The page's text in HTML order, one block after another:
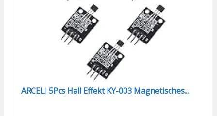
ARCELI 5Pcs Hall Effekt KY-003 Magnetisches...